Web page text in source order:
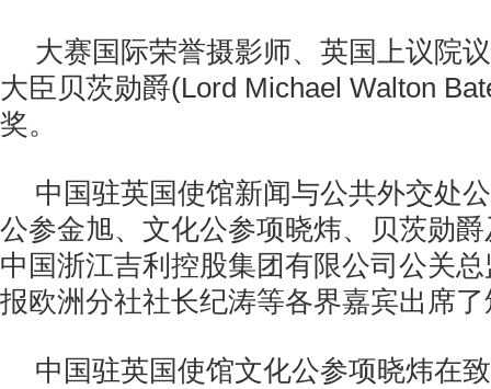
大赛国际荣誉摄影师、英国上议院
大臣贝茨勋爵(Lord Michael Walton
奖。
中国驻英国使馆新闻与公共外交处
公参金旭、文化公参项晓炜、贝茨勋
中国浙江吉利控股集团有限公司公关
报欧洲分社社长纪涛等各界嘉宾出席
中国驻英国使馆文化公参项晓炜在